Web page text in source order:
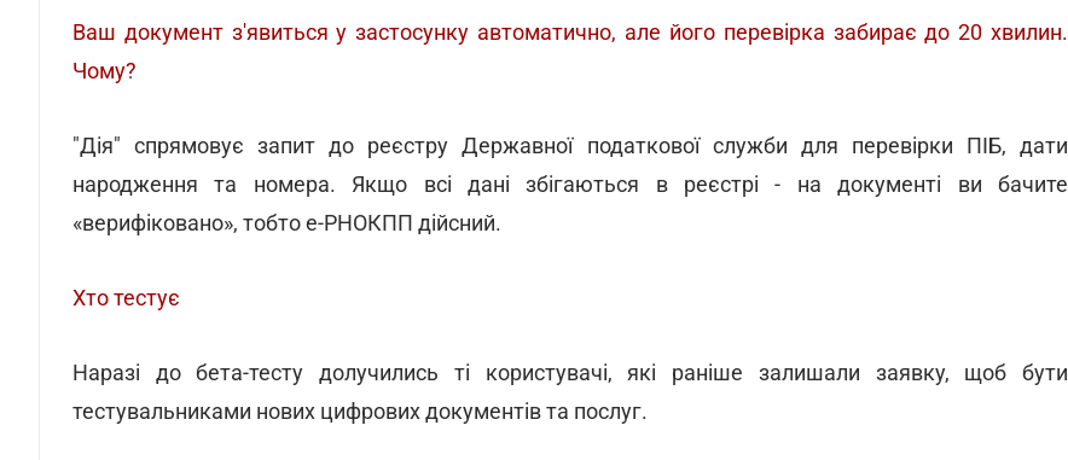
Ваш документ з'явиться у застосунку автоматично, але його перевірка забирає до 20 хвилин.
Чому?
"Дія" спрямовує запит до реєстру Державної податкової служби для перевірки ПІБ, дати
народження та номера. Якщо всі дані збігаються в реєстрі - на документі ви бачите
«верифіковано», тобто е-РНОКПП дійсний.
Хто тестує
Наразі до бета-тесту долучились ті користувачі, які раніше залишали заявку, щоб бути
тестувальниками нових цифрових документів та послуг.